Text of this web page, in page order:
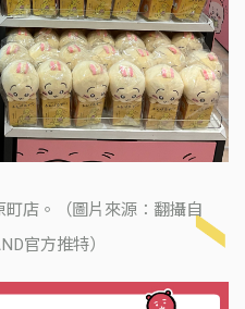
店。（圖片來源：翻攝自
官方推特）